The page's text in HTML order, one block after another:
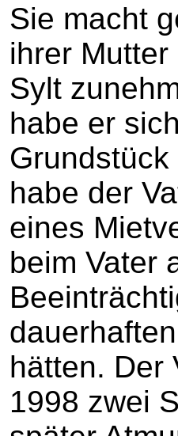
Sie macht
ihrer
Sylt
habe er
habe der
eines
beim Vater
hätten. Der
1998 zwei